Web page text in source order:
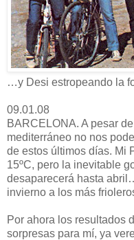
…y Desi estropeando la
09.01.08
BARCELONA. A pesar
mediterráneo no nos
de estos últimos días. Mi
15ºC, pero la inevitable
desaparecerá hasta
invierno a los más
Por ahora los resultados
sorpresas para mí, ya